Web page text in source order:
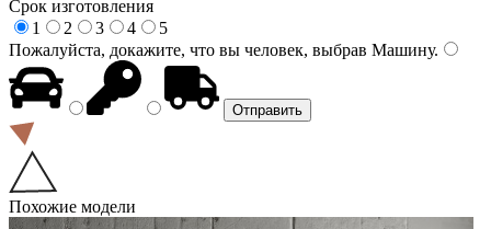
Срок изготовления
1
2 3 4
5
Пожалуйста, докажите, что вы человек, выбрав Машину.
Похожие модели